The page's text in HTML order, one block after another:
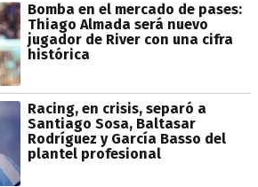
Bomba en el mercado de pases:
Thiago Almada será nuevo
jugador de River con una cifra
histórica
Racing, en crisis, separó a
Santiago Sosa, Baltasar
Rodríguez y García Basso del
plantel profesional